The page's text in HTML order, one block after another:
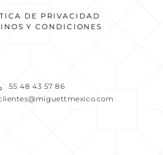
DE PRIVACIDAD
Y CONDICIONES
55 48 43 57 86